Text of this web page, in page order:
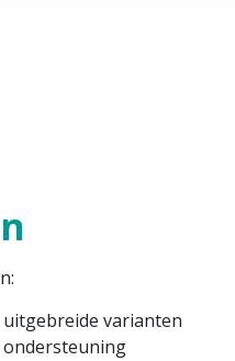
uitgebreide varianten
ondersteuning